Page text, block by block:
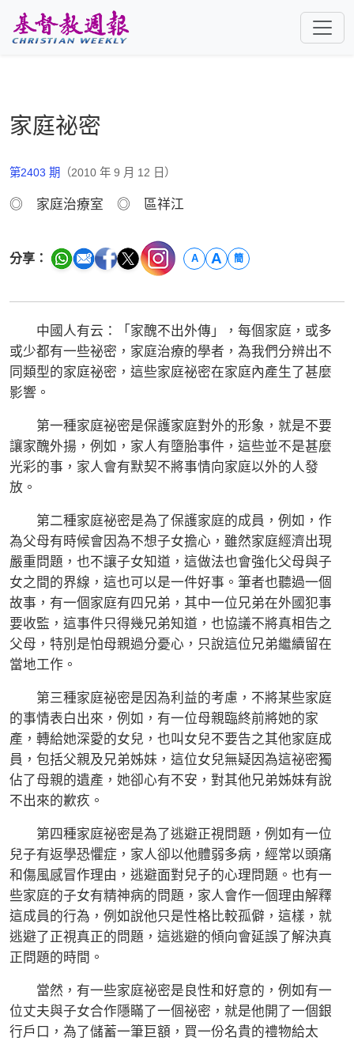
家庭祕密
第2403 期 （2010 年 9 月 12 日）
◎ 家庭治療室 ◎ 區祥江
分享： A A 簡
中國人有云：「家醜不出外傳」，每個家庭，或多
或少都有一些祕密，家庭治療的學者，為我們分辨出不
同類型的家庭祕密，這些家庭祕密在家庭內產生了甚麼
影響。
第一種家庭祕密是保護家庭對外的形象，就是不要
讓家醜外揚，例如，家人有墮胎事件，這些並不是甚麼
光彩的事，家人會有默契不將事情向家庭以外的人發
放。
第二種家庭祕密是為了保護家庭的成員，例如，作
為父母有時候會因為不想子女擔心，雖然家庭經濟出現
嚴重問題，也不讓子女知道，這做法也會強化父母與子
女之間的界線，這也可以是一件好事。筆者也聽過一個
故事，有一個家庭有四兄弟，其中一位兄弟在外國犯事
要收監，這事件只得幾兄弟知道，也協議不將真相告之
父母，特別是怕母親過分憂心，只說這位兄弟繼續留在
當地工作。
第三種家庭祕密是因為利益的考慮，不將某些家庭
的事情表白出來，例如，有一位母親臨終前將她的家
產，轉給她深愛的女兒，也叫女兒不要告之其他家庭成
員，包括父親及兄弟姊妹，這位女兒無疑因為這祕密獨
佔了母親的遺產，她卻心有不安，對其他兄弟姊妹有說
不出來的歉疚。
第四種家庭祕密是為了逃避正視問題，例如有一位
兒子有返學恐懼症，家人卻以他體弱多病，經常以頭痛
和傷風感冒作理由，逃避面對兒子的心理問題。也有一
些家庭的子女有精神病的問題，家人會作一個理由解釋
這成員的行為，例如說他只是性格比較孤僻，這樣，就
逃避了正視真正的問題，這逃避的傾向會延誤了解決真
正問題的時間。
當然，有一些家庭祕密是良性和好意的，例如有一
位丈夫與子女合作隱瞞了一個祕密，就是他開了一個銀
行戶口，為了儲蓄一筆巨額，買一份名貴的禮物給太